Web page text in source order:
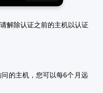
解除认证之前的主机以认证
的主机，您可以每6个月远